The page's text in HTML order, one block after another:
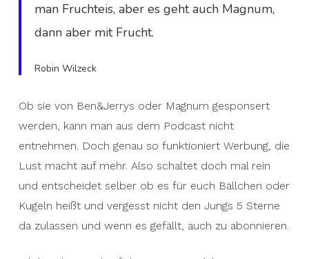
man Fruchteis, aber es geht auch Magnum,
dann aber mit Frucht.
Robin Wilzeck
Ob sie von Ben&Jerrys oder Magnum gesponsert
werden, kann man aus dem Podcast nicht
entnehmen. Doch genau so funktioniert Werbung, die
Lust macht auf mehr. Also schaltet doch mal rein
und entscheidet selber ob es für euch Bällchen oder
Kugeln heißt und vergesst nicht den Jungs 5 Sterne
da zulassen und wenn es gefällt, auch zu abonnieren.